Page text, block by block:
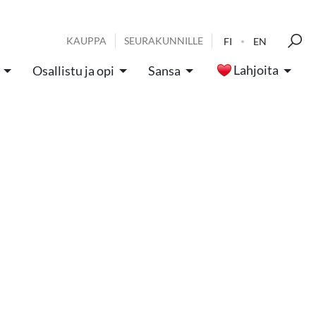
KAUPPA SEURAKUNNILLE FI EN
Osallistu ja opi Sansa Lahjoita